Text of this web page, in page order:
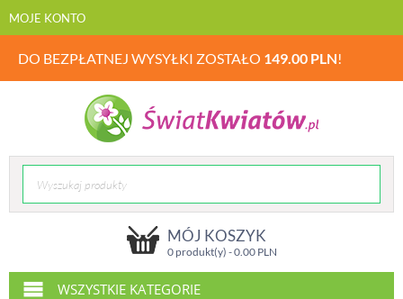
MOJE KONTO
DO BEZPŁATNEJ WYSYŁKI ZOSTAŁO 149.00 PLN!
MÓJ KOSZYK
0 produkt(y) -0.00PLN
WSZYSTKIE KATEGORIE